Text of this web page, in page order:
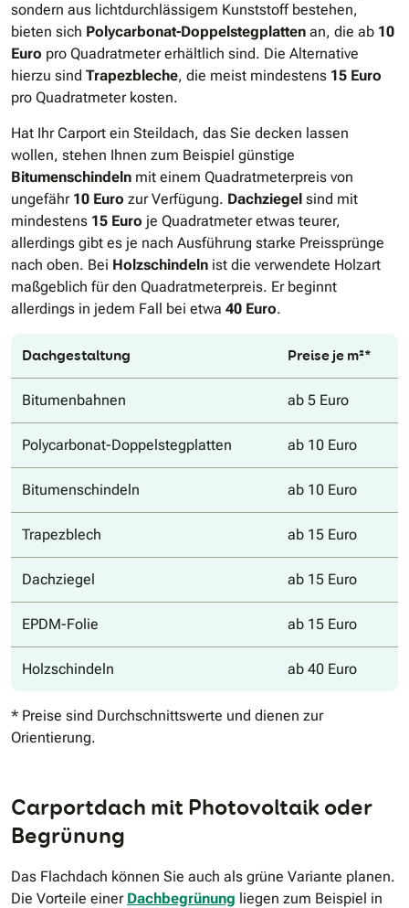
sondern aus lichtdurchlässigem Kunststoff bestehen,
bieten sich Polycarbonat-Doppelstegplatten an, die ab 10
Euro pro Quadratmeter erhältlich sind. Die Alternative
hierzu sind Trapezbleche, die meist mindestens 15 Euro
pro Quadratmeter kosten.
Hat Ihr Carport ein Steildach, das Sie decken lassen
wollen, stehen Ihnen zum Beispiel günstige
Bitumenschindeln mit einem Quadratmeterpreis von
ungefähr 10 Euro zur Verfügung. Dachziegel sind mit
mindestens 15 Euro je Quadratmeter etwas teurer,
allerdings gibt es je nach Ausführung starke Preissprünge
nach oben. Bei Holzschindeln ist die verwendete Holzart
maßgeblich für den Quadratmeterpreis. Er beginnt
allerdings in jedem Fall bei etwa 40 Euro.
Dachgestaltung Preise je m²*
Bitumenbahnen ab 5 Euro
Polycarbonat-Doppelstegplatten ab 10 Euro
Bitumenschindeln ab 10 Euro
Trapezblech ab 15 Euro
Dachziegel ab 15 Euro
EPDM-Folie ab 15 Euro
Holzschindeln ab 40 Euro
* Preise sind Durchschnittswerte und dienen zur
Orientierung.
Carportdach mit Photovoltaik oder
Begrünung
Das Flachdach können Sie auch als grüne Variante planen.
Die Vorteile einer Dachbegrünung liegen zum Beispiel in